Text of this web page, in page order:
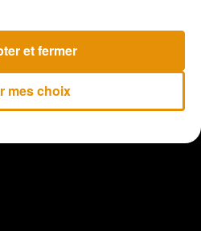
joue ce riff de guitare sur son
mes choix
et fermer